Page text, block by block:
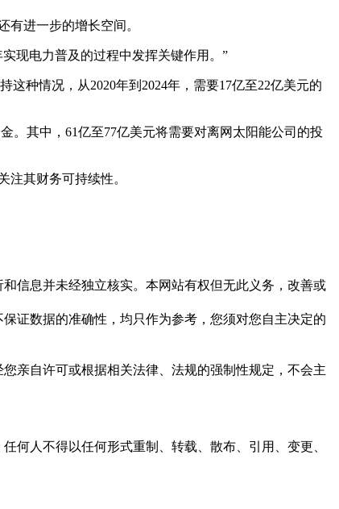
有进一步的增长空间。
现电力普及的过程中发挥关键作用。”
种情况，从2020年到2024年，需要17亿至22亿美元的
。其中，61亿至77亿美元将需要对离网太阳能公司的投
其财务可持续性。
信息并未经独立核实。本网站有权但无此义务，改善或
证数据的准确性，均只作为参考，您须对您自主决定的
亲自许可或根据相关法律、法规的强制性规定，不会主
何人不得以任何形式重制、转载、散布、引用、变更、